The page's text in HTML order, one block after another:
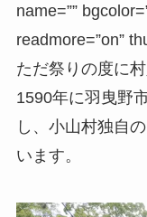
name=””
readmore=”on”
ただ祭りの度に
1590年に羽曳野
し、小山村独自
います。